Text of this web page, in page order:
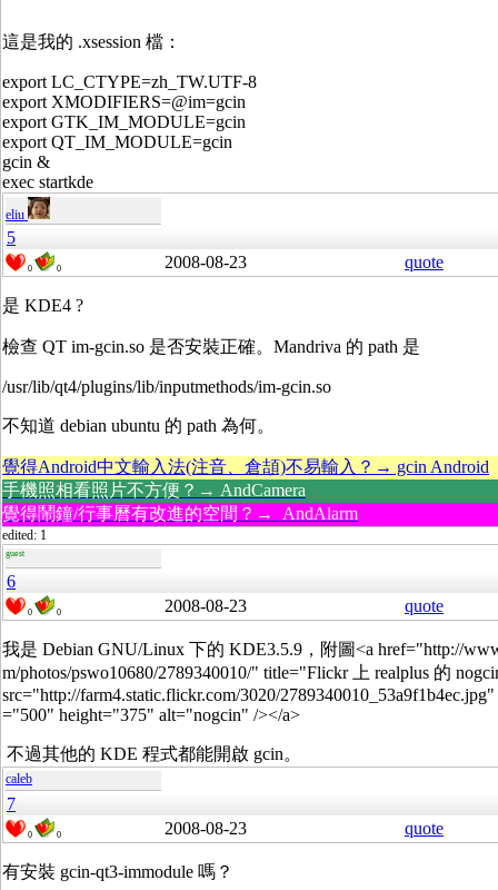
這是我的 .xsession 檔：
export LC_CTYPE=zh_TW.UTF-8
export XMODIFIERS=@im=gcin
export GTK_IM_MODULE=gcin
export QT_IM_MODULE=gcin
gcin &
exec startkde
eliu
5
0 0 2008-08-23 quote
是 KDE4 ?
檢查 QT im-gcin.so 是否安裝正確。Mandriva 的 path 是
/usr/lib/qt4/plugins/lib/inputmethods/im-gcin.so
不知道 debian ubuntu 的 path 為何。
覺得Android中文輸入法(注音、倉頡)不易輸入？→ gcin Android
手機照相看照片不方便？→ AndCamera
覺得鬧鐘/行事曆有改進的空間？→ AndAlarm
edited: 1
guest
6
0 0 2008-08-23 quote
我是 Debian GNU/Linux 下的 KDE3.5.9，附圖<a href="http://
m/photos/pswo10680/2789340010/" title="Flickr 上 realplus 的
src="http://farm4.static.flickr.com/3020/
="500" height="375" alt="nogcin" /></a>
不過其他的 KDE 程式都能開啟 gcin。
caleb
7
0 0 2008-08-23 quote
有安裝 gcin-qt3-immodule 嗎？